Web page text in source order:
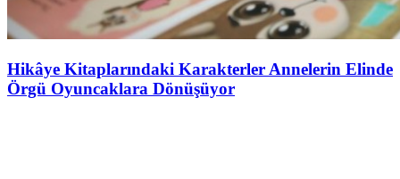
Hikâye Kitaplarındaki Karakterler Annelerin Elinde
Örgü Oyuncaklara Dönüşüyor